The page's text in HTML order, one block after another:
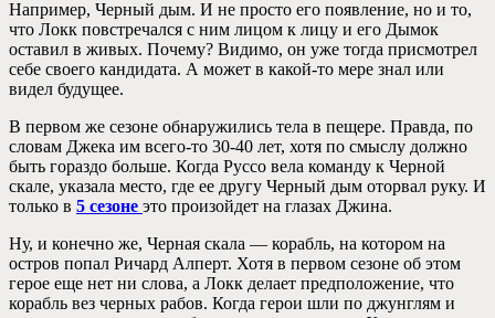
Например, Черный дым. И не просто его появление, но и то,
что Локк повстречался с ним лицом к лицу и его Дымок
оставил в живых. Почему? Видимо, он уже тогда присмотрел
себе своего кандидата. А может в какой-то мере знал или
видел будущее.
В первом же сезоне обнаружились тела в пещере. Правда, по
словам Джека им всего-то 30-40 лет, хотя по смыслу должно
быть гораздо больше. Когда Руссо вела команду к Черной
скале, указала место, где ее другу Черный дым оторвал руку. И
только в 5 сезоне это произойдет на глазах Джина.
Ну, и конечно же, Черная скала — корабль, на котором на
остров попал Ричард Алперт. Хотя в первом сезоне об этом
герое еще нет ни слова, а Локк делает предположение, что
корабль вез черных рабов. Когда герои шли по джунглям и